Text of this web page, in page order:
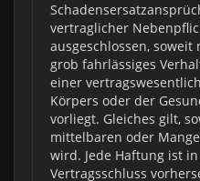
vertraglicher
ausgeschlossen,
grob fahrlässiges
einer
Körpers oder der
vorliegt. Gleiches gilt,
mittelbaren oder
wird. Jede Haftung ist
Vertragsschluss